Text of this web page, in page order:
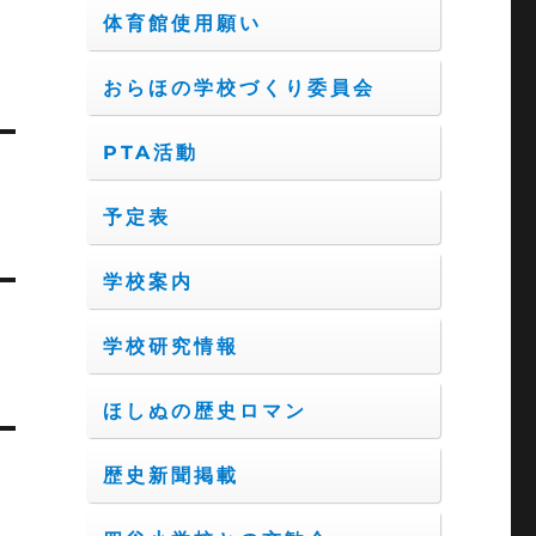
体育館使用願い
おらほの学校づくり委員会
PTA活動
予定表
学校案内
学校研究情報
ほしぬの歴史ロマン
歴史新聞掲載